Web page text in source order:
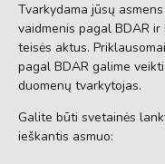
Tvarkydama jūsų
vaidmenis pagal BDAR
teisės aktus.
pagal BDAR galime
duomenų tvarkytojas.
Galite būti svetainės
ieškantis asmuo: